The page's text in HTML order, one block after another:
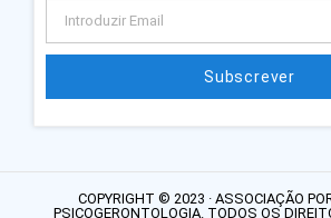
Subscrever
COPYRIGHT © 2023 · ASSOCIAÇÃO
PSICOGERONTOLOGIA. TODOS OS